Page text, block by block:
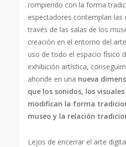
rompiendo con la forma
espectadores contemplan las
través de las salas de los
creación en el entorno del
uso de todo el espacio físico
exhibición artística,
ahonde en una nueva
que los sonidos, los
modifican la forma
museo y la relación
Lejos de encerrar el arte